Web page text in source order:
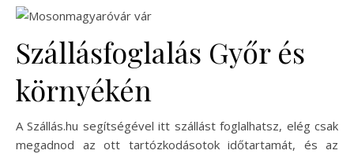
Szállásfoglalás Győr és
környékén
A Szállás.hu segítségével itt szállást foglalhatsz, elég csak
megadnod az ott tartózkodásotok időtartamát, és az